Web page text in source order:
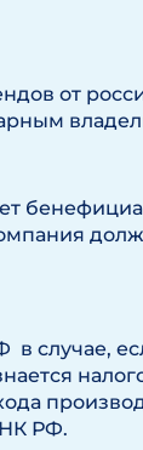
от
в случае,
НК РФ.